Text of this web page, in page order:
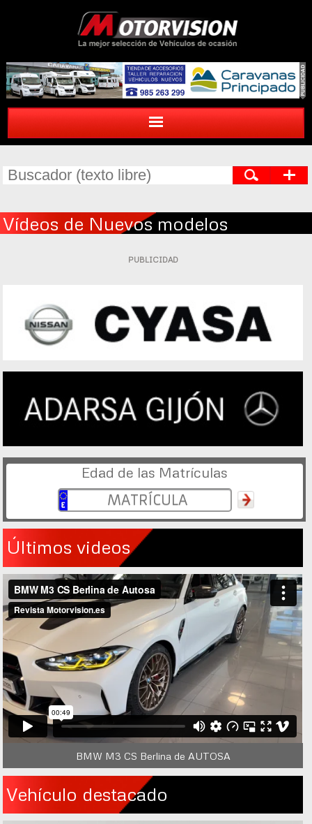
Vídeos de Nuevos modelos
PUBLICIDAD
Edad de las Matrículas
Últimos videos
BMW M3 CS Berlina de AUTOSA
Vehículo destacado